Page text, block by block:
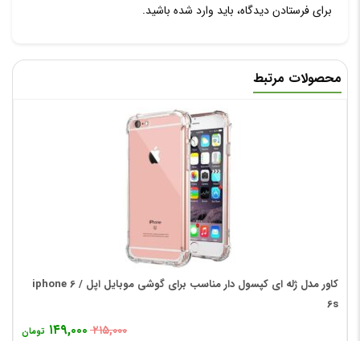
برای فرستادن دیدگاه، باید وارد شده باشید.
محصولات مرتبط
کاور مدل ژله ای کپسول دار مناسب برای گوشی موبایل اپل iphone 6 /
6s
۲۱۵,۰۰۰ ۱۴۹,۰۰۰ تومان